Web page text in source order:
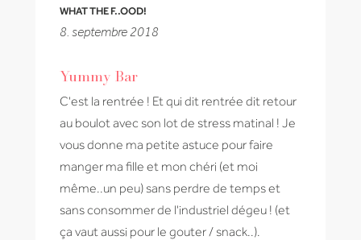
WHAT THE F..OOD!
8. septembre 2018
Yummy Bar
C'est la rentrée ! Et qui dit rentrée dit retour
au boulot avec son lot de stress matinal ! Je
vous donne ma petite astuce pour faire
manger ma fille et mon chéri (et moi
même..un peu) sans perdre de temps et
sans consommer de l'industriel dégeu ! (et
ça vaut aussi pour le gouter / snack..).